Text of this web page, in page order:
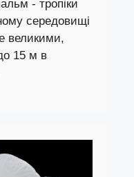
- тропіки
середовищі
великими,
15 м в